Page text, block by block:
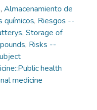
, Almacenamiento de
químicos, Riesgos --
, Storage of
, Risks --
health
medicine